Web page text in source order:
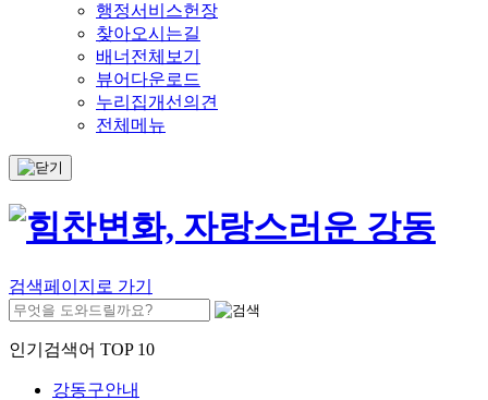
행정서비스헌장
찾아오시는길
배너전체보기
뷰어다운로드
누리집개선의견
전체메뉴
검색페이지로 가기
인기검색어 TOP 10
강동구안내